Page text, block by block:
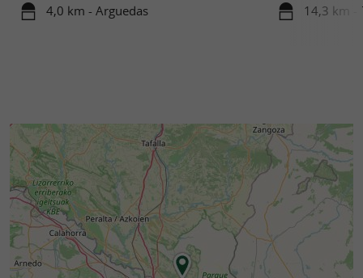
4,0 km - Arguedas 14,3 km -